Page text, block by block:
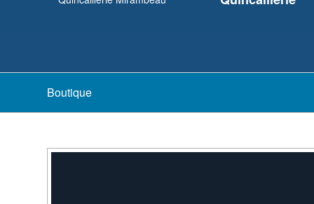
Boutique